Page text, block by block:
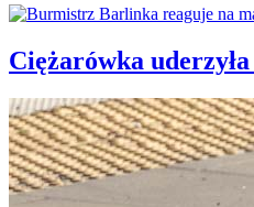
Ciężarówka